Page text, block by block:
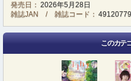
発売日： 2026年5月28日
雑誌JAN / 雑誌コード：
このカテ